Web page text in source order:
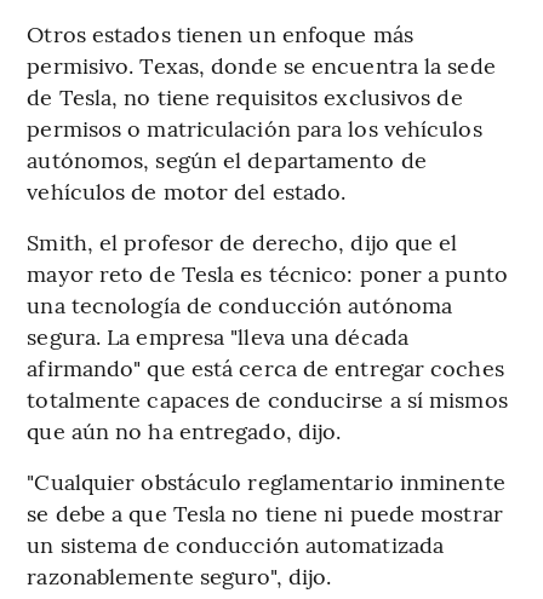
Otros estados tienen un enfoque más
permisivo. Texas, donde se encuentra la sede
de Tesla, no tiene requisitos exclusivos de
permisos o matriculación para los vehículos
autónomos, según el departamento de
vehículos de motor del estado.
Smith, el profesor de derecho, dijo que el
mayor reto de Tesla es técnico: poner a punto
una tecnología de conducción autónoma
segura. La empresa "lleva una década
afirmando" que está cerca de entregar coches
totalmente capaces de conducirse a sí mismos
que aún no ha entregado, dijo.
"Cualquier obstáculo reglamentario inminente
se debe a que Tesla no tiene ni puede mostrar
un sistema de conducción automatizada
razonablemente seguro", dijo.